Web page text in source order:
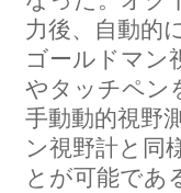
力後、自動的
ゴールドマン
やタッチペン
手動動的視野
ン視野計と同
とが可能であ